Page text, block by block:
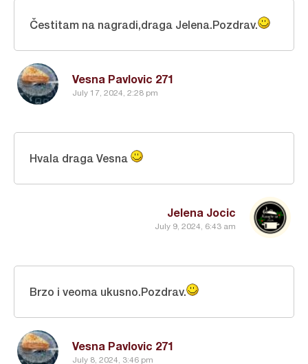
Vesna Pavlovic 271
July 17, 2024, 2:28 pm
Čestitam na nagradi,draga Jelena.Pozdrav.
Jelena Jocic
July 9, 2024, 6:43 am
Hvala draga Vesna
Vesna Pavlovic 271
July 8, 2024, 3:46 pm
Brzo i veoma ukusno.Pozdrav.